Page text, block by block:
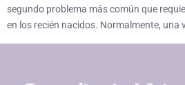
segundo problema más común que
en los recién nacidos. Normalmente, una